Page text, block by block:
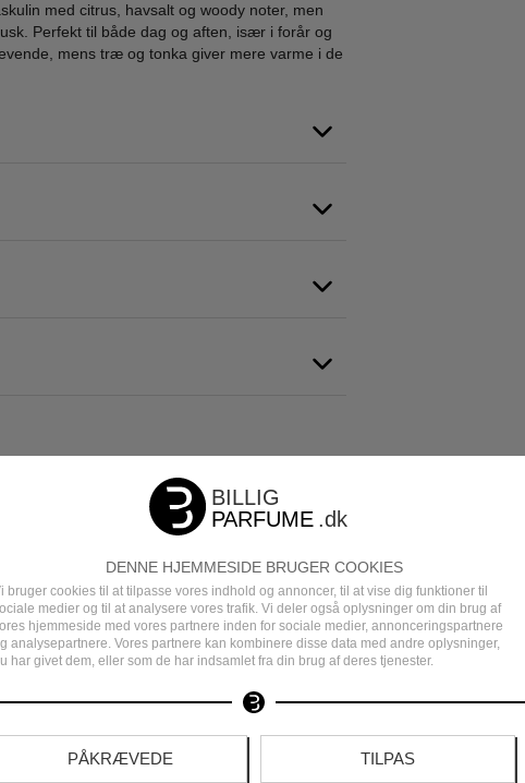
DENNE HJEMMESIDE BRUGER COOKIES
bruger cookies til at tilpasse vores indhold og annoncer, til at vise dig funktioner til
medier og til at analysere vores trafik. Vi deler også oplysninger om din brug af
hjemmeside med vores partnere inden for sociale medier, annonceringspartnere
analysepartnere. Vores partnere kan kombinere disse data med andre oplysninger,
har givet dem, eller som de har indsamlet fra din brug af deres tjenester.
PÅKRÆVEDE TILPAS
med citrus, havsalt og woody noter, men
Perfekt til både dag og aften, især i forår og
mens træ og tonka giver mere varme i de
Vanilje (Vanilla) Agurk (Cucumber) Iris
Arabiske & Mellemøstlige Parfumer
Type: Social Media Hot ★ Ønskeskyen Favorit
Parfume Kvinder Feminine Dufte Maskuline Dufte 2026